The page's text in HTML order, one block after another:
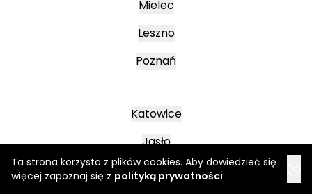
Ta strona korzysta z plików cookies. Aby dowiedzieć się
więcej zapoznaj się z polityką prywatności
Mielec
Leszno
Poznań
Katowice
Jasło
Wałbrzych